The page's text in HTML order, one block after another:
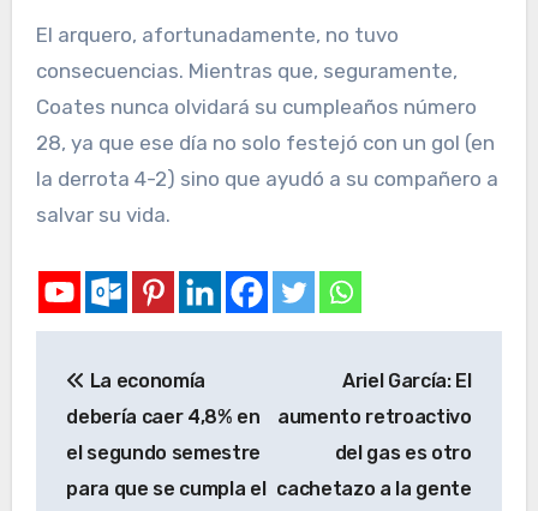
El arquero, afortunadamente, no tuvo
consecuencias. Mientras que, seguramente,
Coates nunca olvidará su cumpleaños número
28, ya que ese día no solo festejó con un gol (en
la derrota 4-2) sino que ayudó a su compañero a
salvar su vida.
La economía
debería caer 4,8% en
el segundo semestre
para que se cumpla el
Ariel García: El
aumento retroactivo
del gas es otro
cachetazo a la gente